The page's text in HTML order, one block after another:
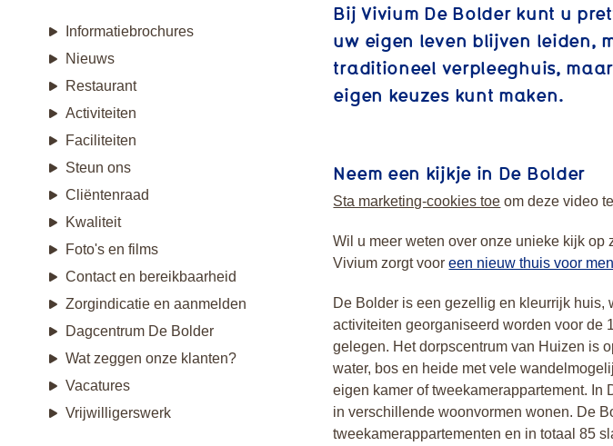
Informatiebrochures
Nieuws
Restaurant
Activiteiten
Faciliteiten
Steun ons
Cliëntenraad
Kwaliteit
Foto's en films
Contact en bereikbaarheid
Zorgindicatie en aanmelden
Dagcentrum De Bolder
Wat zeggen onze klanten?
Vacatures
Vrijwilligerswerk
Bij Vivium De Bolder kunt u
uw eigen leven blijven leiden,
traditioneel verpleeghuis,
eigen keuzes kunt maken.
Neem een kijkje in De Bolder
Sta marketing-cookies toe om deze video
Wil u meer weten over onze unieke kijk
Vivium zorgt vooreen nieuw thuis voor
De Bolder is een gezellig en kleurrijk huis,
activiteiten georganiseerd worden voor de
gelegen. Het dorpscentrum van Huizen is
water, bos en heide met vele
eigen kamer of tweekamerappartement.
in verschillende woonvormen wonen. De
tweekamerappartementen en in totaal 85